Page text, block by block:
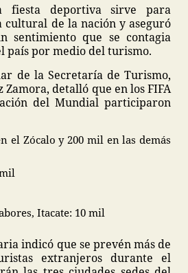
fiesta deportiva sirve para
cultural de la nación y aseguró
sentimiento que se contagia
país por medio del turismo.
de la Secretaría de Turismo,
Zamora, detalló que en los FIFA
del Mundial participaron
el Zócalo y 200 mil en las demás
Itacate: 10 mil
indicó que se prevén más de
extranjeros durante el